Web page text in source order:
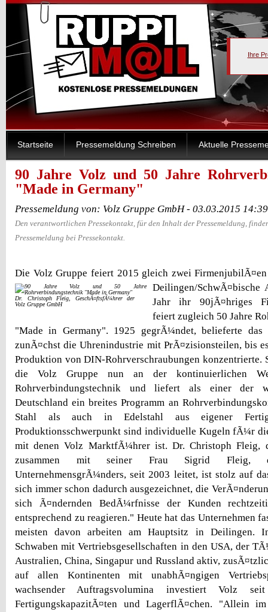
Ihre
Startseite Pressemeldung Schreiben Aktuelle
90 Jahre Volz und 50 Jahre
"Made in Germany"
Pressemeldung von: Volz Gruppe GmbH - 03.03.2015
Den verantwortlichen Pressekontakt, für den Inhalt der Pressemeldung,
Pressemeldung bei Pressekontakt.
Die Volz Gruppe feiert 2015 gleich zwei
Dr. Christoph Fleig, GeschÃ¤ftsfÃ¼hrer der
Volz Gruppe GmbH
Deilingen/SchwÃ¤bische
Jahr ihr 90jÃ¤hriges
feiert zugleich 50 Jahre
"Made in Germany". 1925 gegrÃ¼ndet, belieferte das
zunÃ¤chst die Uhrenindustrie mit PrÃ¤zisionsteilen, bis
Produktion von DIN-Rohrverschraubungen konzentrierte.
die Volz Gruppe nun an der kontinuierlichen
Rohrverbindungstechnik und liefert als einer der
Deutschland ein breites Programm an
Stahl als auch in Edelstahl aus eigener
Produktionsschwerpunkt sind individuelle Kugeln fÃ¼r
mit denen Volz MarktfÃ¼hrer ist. Dr. Christoph Fleig,
zusammen mit seiner Frau Sigrid Fleig,
UnternehmensgrÃ¼nders, seit 2003 leitet, ist stolz auf
sich immer schon dadurch ausgezeichnet, die
sich Ã¤ndernden BedÃ¼rfnisse der Kunden
entsprechend zu reagieren." Heute hat das Unternehmen
meisten davon arbeiten am Hauptsitz in Deilingen.
Schwaben mit Vertriebsgesellschaften in den USA, der
Australien, China, Singapur und Russland aktiv,
auf allen Kontinenten mit unabhÃ¤ngigen
wachsender Auftragsvolumina investiert Volz
FertigungskapazitÃ¤ten und LagerflÃ¤chen. "Allein